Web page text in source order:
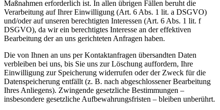
Maßnahmen erforderlich ist. In allen übrigen Fällen beruht die
Verarbeitung auf Ihrer Einwilligung (Art. 6 Abs. 1 lit. a DSGVO)
und/oder auf unseren berechtigten Interessen (Art. 6 Abs. 1 lit. f
DSGVO), da wir ein berechtigtes Interesse an der effektiven
Bearbeitung der an uns gerichteten Anfragen haben.
Die von Ihnen an uns per Kontaktanfragen übersandten Daten
verbleiben bei uns, bis Sie uns zur Löschung auffordern, Ihre
Einwilligung zur Speicherung widerrufen oder der Zweck für die
Datenspeicherung entfällt (z. B. nach abgeschlossener Bearbeitung
Ihres Anliegens). Zwingende gesetzliche Bestimmungen –
insbesondere gesetzliche Aufbewahrungsfristen – bleiben unberührt.